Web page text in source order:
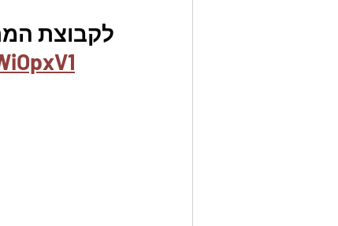
לקבוצת